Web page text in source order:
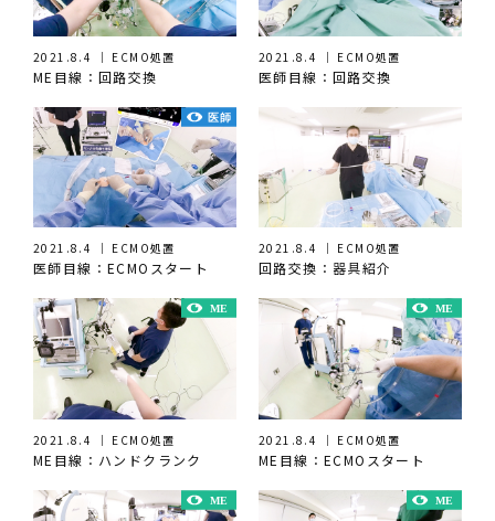
2021.8.4 ｜ ECMO処置
ME目線：回路交換
2021.8.4 ｜ ECMO処置
医師目線：回路交換
2021.8.4 ｜ ECMO処置
医師目線：ECMOスタート
2021.8.4 ｜ ECMO処置
回路交換：器具紹介
2021.8.4 ｜ ECMO処置
ME目線：ハンドクランク
2021.8.4 ｜ ECMO処置
ME目線：ECMOスタート